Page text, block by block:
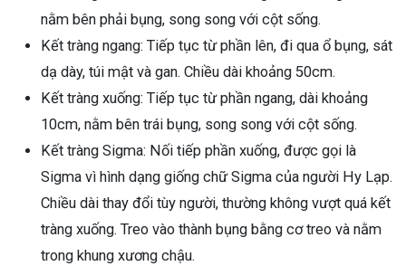
Sau Sinh Có Tự Khỏi
Thông Tin Cần Biết
sau sinh là tình trạng viêm da
phổ biến, khiến đôi bàn tay,
của chị em trở nên khô...
nằm bên phải bụng, song song với cột sống.
Kết tràng ngang: Tiếp tục từ phần lên, đi qua ổ bụng, sát
dạ dày, túi mật và gan. Chiều dài khoảng 50cm.
Kết tràng xuống: Tiếp tục từ phần ngang, dài khoảng
10cm, nằm bên trái bụng, song song với cột sống.
Kết tràng Sigma: Nối tiếp phần xuống, được gọi là
Sigma vì hình dạng giống chữ Sigma của người Hy Lạp.
Chiều dài thay đổi tùy người, thường không vượt quá kết
tràng xuống. Treo vào thành bụng bằng cơ treo và nằm
trong khung xương chậu.